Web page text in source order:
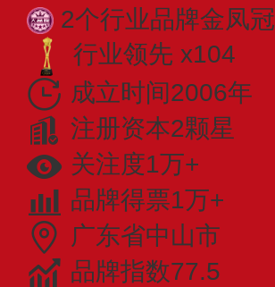
2个行业品牌金凤冠
行业领先 x104
成立时间2006年
注册资本2颗星
关注度1万+
品牌得票1万+
广东省中山市
品牌指数77.5